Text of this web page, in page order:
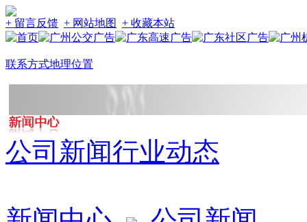
+ 留言反馈 + 网站地图 + 收藏本站
联系方式地理位置
公司新闻行业动态